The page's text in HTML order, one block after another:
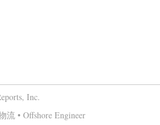
Inc.
流 • Offshore Engineer